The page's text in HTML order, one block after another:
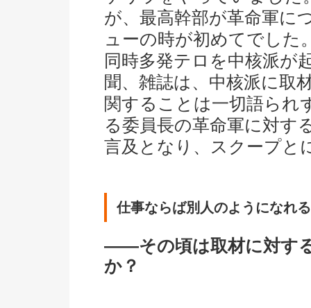
が、最高幹部が革命軍に
ューの時が初めてでした
同時多発テロを中核派が
聞、雑誌は、中核派に取
関することは一切語られ
る委員長の革命軍に対す
言及となり、スクープと
仕事ならば別人のようになれる
――その頃は取材に対す
か？